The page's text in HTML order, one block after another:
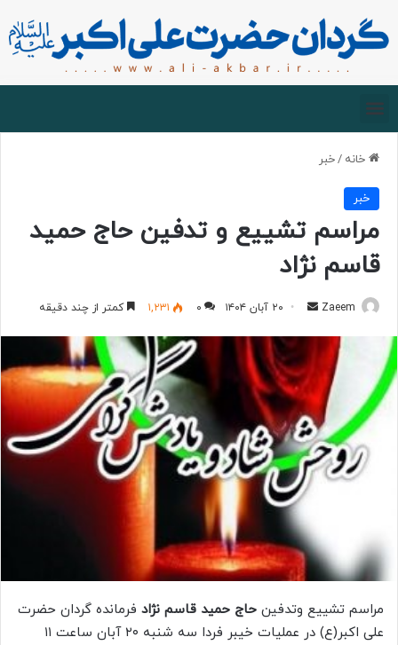
خانه /خبر
خبر
مراسم تشییع و تدفین حاج حمید
قاسم نژاد
Zaeem ۲۰ آبان ۱۴۰۴ ۰ ۱,۲۳۱ کمتر از چند دقیقه
مراسم تشییع وتدفین حاج حمید قاسم نژاد فرمانده گردان حضرت
علی اکبر(ع) در عملیات خیبر فردا سه شنبه ۲۰ آبان ساعت ۱۱